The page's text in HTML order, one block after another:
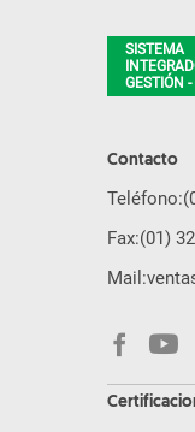
SISTEMA
GESTIÓN -
Contacto
Teléfono:
Fax:(01)
Mail: